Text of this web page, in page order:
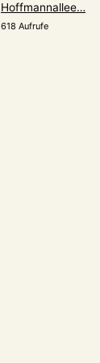
Hoffmannallee…
618 Aufrufe